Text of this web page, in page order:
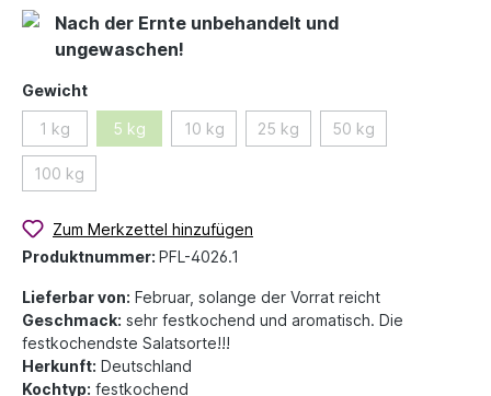
Nach der Ernte unbehandelt und
ungewaschen!
Gewicht
1 kg 5 kg 10 kg 25 kg 50 kg
100 kg
Zum Merkzettel hinzufügen
Produktnummer: PFL-4026.1
Lieferbar von: Februar, solange der Vorrat reicht
Geschmack: sehr festkochend und aromatisch. Die
festkochendste Salatsorte!!!
Herkunft: Deutschland
Kochtyp: festkochend